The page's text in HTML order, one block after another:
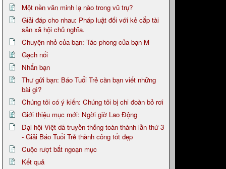
Một nền văn minh lạ nào trong vũ trụ?
Giải đáp cho nhau: Pháp luật đối với kẻ cắp tài
sản xã hội chủ nghĩa.
Chuyện nhỏ của bạn: Tác phong của bạn M
Gạch nối
Nhắn bạn
Thư gửi bạn: Báo Tuổi Trẻ cần bạn viết những
bài gì?
Chúng tôi có ý kiến: Chúng tôi bị chi đoàn bỏ rơi
Giới thiệu mục mới: Ngời giờ Lao Động
Đại hội Việt dã truyền thống toàn thành lần thứ 3
- Giải Báo Tuổi Trẻ thành công tốt đẹp
Cuộc rượt bắt ngoạn mục
Kết quả